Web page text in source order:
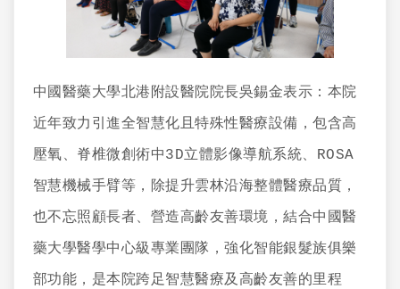
中國醫藥大學北港附設醫院院長吳錫金表示：本院
近年致力引進全智慧化且特殊性醫療設備，包含高
壓氧、脊椎微創術中3D立體影像導航系統、ROSA
智慧機械手臂等，除提升雲林沿海整體醫療品質，
也不忘照顧長者、營造高齡友善環境，結合中國醫
藥大學醫學中心級專業團隊，強化智能銀髮族俱樂
部功能，是本院跨足智慧醫療及高齡友善的里程